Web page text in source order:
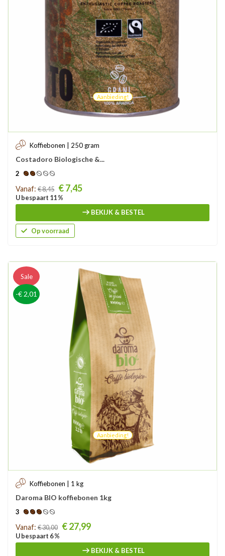
Aanbieding!
Koffiebonen | 250 gram
Costadoro Biologische &...
2
Prijs
Vanaf: € 8,45 € 7,45
U bespaart 11 %
BEKIJK & BESTEL
Op voorraad
Sale
-€ 2,01
Aanbieding!
Koffiebonen | 1 kg
Daroma BIO koffiebonen 1kg
3
Prijs
Vanaf: € 30,00 € 27,99
U bespaart 6 %
BEKIJK & BESTEL